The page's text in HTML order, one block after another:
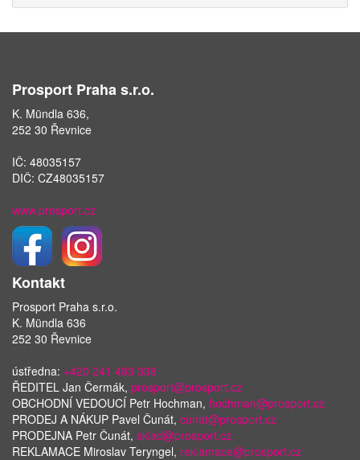
Prosport Praha s.r.o.
K. Mündla 636,
252 30 Řevnice
IČ: 48035157
DIČ: CZ48035157
www.prosport.cz
Kontakt
Prosport Praha s.r.o.
K. Mündla 636
252 30 Řevnice
ústředna: +420 241 483 338
ŘEDITEL Jan Čermák, prosport@prosport.cz
OBCHODNÍ VEDOUCÍ Petr Hochman, hochman@prosport.cz
PRODEJ A NÁKUP Pavel Čunát, cunat@prosport.cz
PRODEJNA Petr Čunát, sklad@prosport.cz
REKLAMACE Miroslav Teryngel, reklamace@prosport.cz